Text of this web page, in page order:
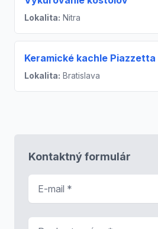
Lokalita: Nitra
Keramické kachle
Lokalita: Bratislava
Kontaktný formulár